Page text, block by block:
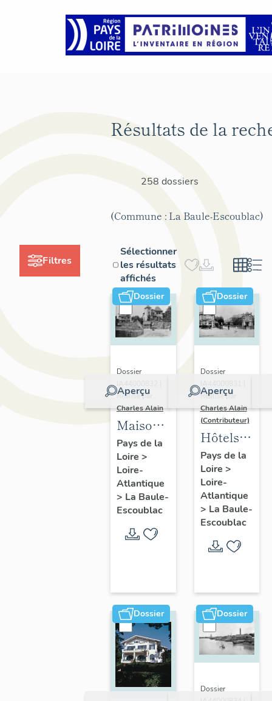
Filtres
Résultats de la
258 dossiers
(Commune : La Baule-Escoublac)
Sélectionner
les résultats
affichés
Dossier
Aperçu
Dossier
Réalisé par
Charles Alain
Maisons
dites
villas
balnéaires
et
immeubles
logements
de La
Baule-
Escoublac
Pays de la
Loire >
Loire-
Atlantique
> La Baule-
Escoublac
Dossier
Aperçu
Dossier
Réalisé par
Charles Alain
(Contributeur)
Hôtels
de
voyageurs
de la
commune
de La
Baule-
Escoublac
Pays de la
Loire >
Loire-
Atlantique
> La Baule-
Escoublac
Dossier Dossier
Dossier